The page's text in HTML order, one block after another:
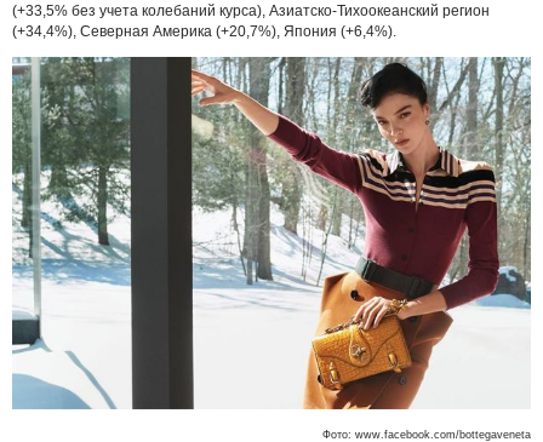
(+33,5% без учета колебаний курса), Азиатско-Тихоокеанский регион
(+34,4%), Северная Америка (+20,7%), Япония (+6,4%).
Фото: www.facebook.com/bottegaveneta